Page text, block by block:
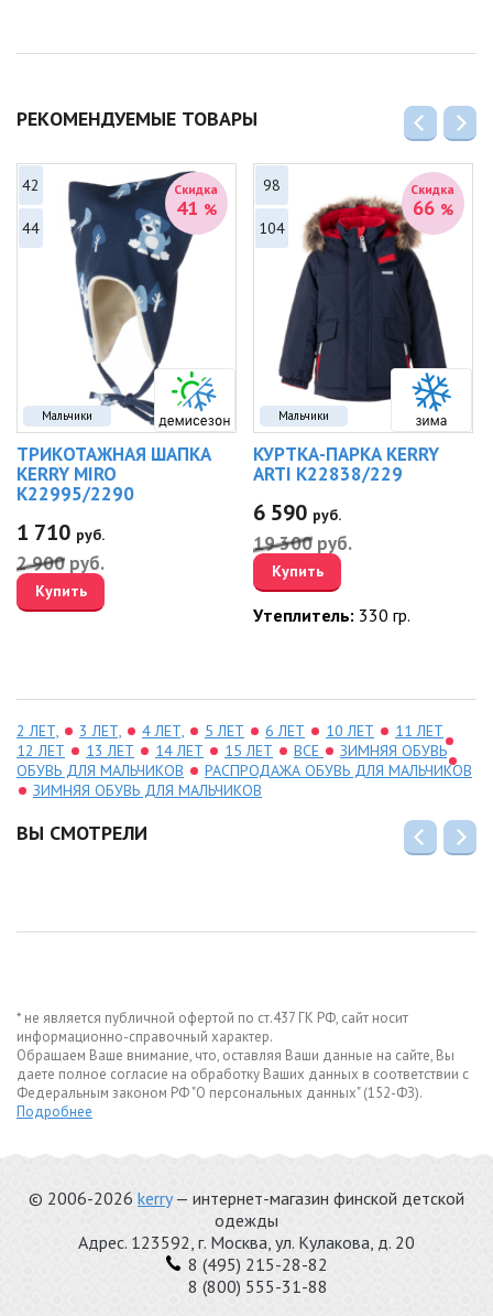
РЕКОМЕНДУЕМЫЕ ТОВАРЫ
Мальчики
Скидка
41 %
42
44
ТРИКОТАЖНАЯ ШАПКА
KERRY MIRO
K22995/2290
1 710 руб.
2 900 руб.
Купить
Мальчики
Скидка
66 %
98
104
КУРТКА-ПАРКА KERRY
ARTI K22838/229
6 590 руб.
19 300 руб.
Купить
Утеплитель: 330 гр.
2 ЛЕТ, 3 ЛЕТ, 4 ЛЕТ, 5 ЛЕТ 6 ЛЕТ 10 ЛЕТ
11 ЛЕТ
12 ЛЕТ
13 ЛЕТ 14 ЛЕТ 15 ЛЕТ ВСЕ
ЗИМНЯЯ ОБУВЬ
ОБУВЬ ДЛЯ МАЛЬЧИКОВ
РАСПРОДАЖА ОБУВЬ ДЛЯ МАЛЬЧИКОВ
ЗИМНЯЯ ОБУВЬ ДЛЯ МАЛЬЧИКОВ
ВЫ СМОТРЕЛИ
* не является публичной офертой по ст.437 ГК РФ, сайт носит
информационно-справочный характер.
Обращаем Ваше внимание, что, оставляя Ваши данные на сайте, Вы
даете полное согласие на обработку Ваших данных в соответствии с
Федеральным законом РФ "О персональных данных" (152-ФЗ).
Подробнее
© 2006-2026 kerry— интернет-магазин финской детской
одежды
Адрес. 123592, г. Москва, ул. Кулакова, д. 20
8 (495) 215-28-82
8 (800) 555-31-88